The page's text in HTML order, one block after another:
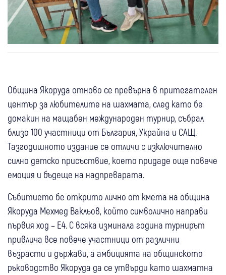
Община Якоруда отново се превърна в притегателен
център за любителите на шахмата, след като бе
домакин на мащабен международен турнир, събрал
близо 100 участници от България, Украйна и САЩ.
Тазгодишното издание се отличи с изключително
силно детско присъствие, което придаде още повече
емоция и бъдеще на надпреварата.
Събитието бе открито лично от кмета на община
Якоруда Мехмед Вакльов, който символично направи
първия ход – Е4. С всяка изминала година турнирът
привлича все повече участници от различни
възрасти и държави, а амбицията на общинското
ръководство Якоруда да се утвърди като шахматна